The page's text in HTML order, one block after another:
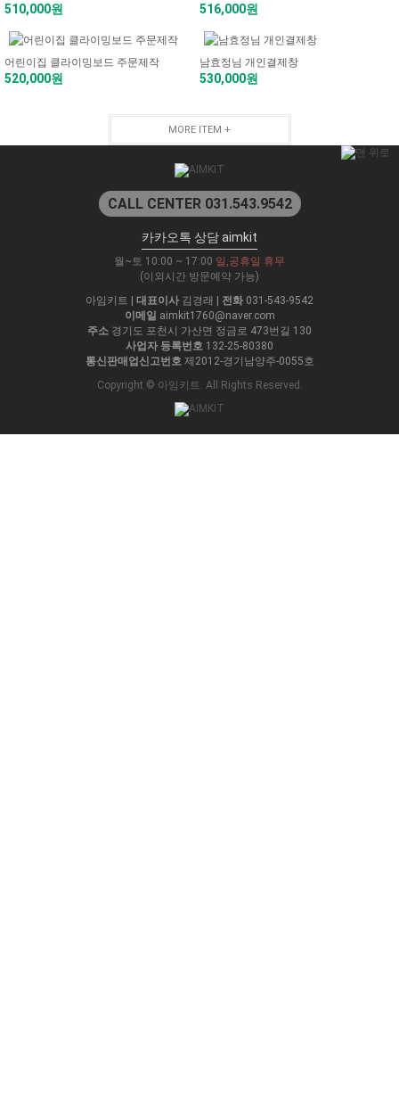
510,000원 516,000원
어린이집 클라이밍보드 주문제작
520,000원
남효정님 개인결제창
530,000원
MORE ITEM +
CALL CENTER 031.543.9542
카카오톡 상담 aimkit
월~토 10:00 ~ 17:00 일,공휴일 휴무
(이외시간 방문예약 가능)
아임키트
대표이사 김경래 전화 031-543-9542
이메일 aimkit1760@naver.com
주소 경기도 포천시 가산면 정금로 473번길 130
사업자 등록번호 132-25-80380
통신판매업신고번호제2012-경기남양주-0055호
Copyright © 아임키트. All Rights Reserved.